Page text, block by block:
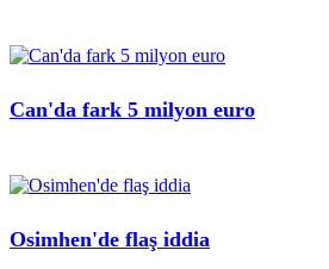
Can'da fark 5 milyon euro
Osimhen'de flaş iddia